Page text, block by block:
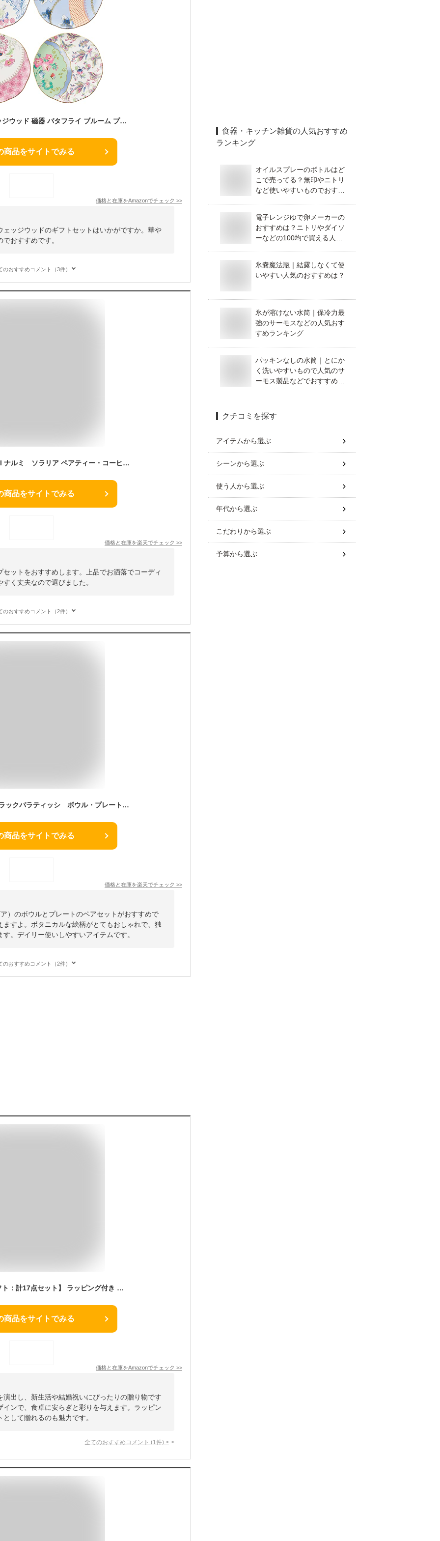
【正規輸入品】ウェッジウッド 磁器 バタフライ ブルーム プレート 皿 21cm 4枚セット 結婚祝い プレゼント 5C107800053
商品をサイトでみる
価格と在庫をAmazonでチェック >>
ッジウッドのギフトセットはいかがですか。華や
おすすめです。
のおすすめコメント（3件）
【在庫あり】NARUMI ナルミ ソラリア ペアティー・コーヒー碗皿セット【廃番在庫限り】【内祝い】【お返し】【お祝い】【ギフト】【贈り物】【プレゼント】【ご挨拶】【快気祝い】【記念日】【誕生日】【ご出産】【結婚】【引越】【法事】
商品をサイトでみる
価格と在庫を楽天でチェック >>
ットをおすすめします。上品でお洒落でコーディ
く丈夫なので選びました。
のおすすめコメント（2件）
アラビアARABA ブラックパラティッシ ボウル・プレート ペアセット【ブランド食器】【ボウル皿】【御結婚御祝・内祝・新築御祝・還暦御祝・御礼・寿・ギフト包装可能】
商品をサイトでみる
価格と在庫を楽天でチェック >>
）のボウルとプレートのペアセットがおすすめで
すよ。ボタニカルな絵柄がとてもおしゃれで、独
。デイリー使いしやすいアイテムです。
のおすすめコメント（2件）
【チアフル／食器ギフト：計17点セット】 ラッピング付き 贈り物 結婚祝い ギフト プレゼント 新生活 アカシア食器 acacia 天然木 食器 木製 お皿 木の器 ウッドプレート ナチュラル 食卓 おしゃれ 木の皿 雑貨 インテリア Vita（ウィータ）
商品をサイトでみる
価格と在庫をAmazonでチェック >>
出し、新生活や結婚祝いにぴったりの贈り物です
ンで、食卓に安らぎと彩りを与えます。ラッピン
して贈れるのも魅力です。
全てのおすすめコメント (1 件) >
食器・キッチン雑貨の人気おすすめ
ランキング
オイルスプレーのボトルはど
こで売ってる？無印やニトリ
など使いやすいものでおすす
電子レンジゆで卵メーカーの
おすすめは？ニトリやダイソ
ーなどの100均で買える人気
氷嚢魔法瓶｜結露しなくて使
いやすい人気のおすすめは？
氷が溶けない水筒｜保冷力最
強のサーモスなどの人気おす
すめランキング
パッキンなしの水筒｜とにか
く洗いやすいもので人気のサ
ーモス製品などでおすすめ
クチコミを探す
アイテムから選ぶ
シーンから選ぶ
使う人から選ぶ
年代から選ぶ
こだわりから選ぶ
予算から選ぶ